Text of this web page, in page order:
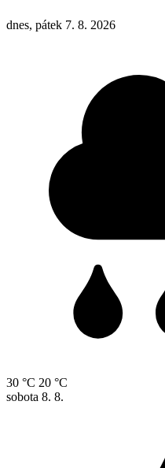
dnes, pátek 7. 8. 2026
30 °C 20 °C
sobota 8. 8.